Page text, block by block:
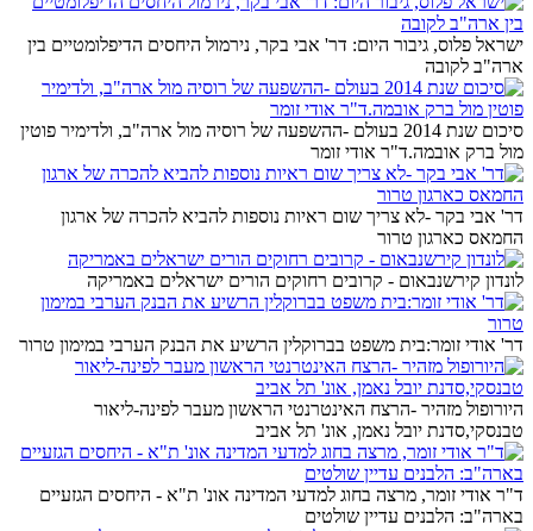
ישראל פלוס, גיבור היום: דר' אבי בקר, נירמול היחסים הדיפלומטיים בין
ארה"ב לקובה
סיכום שנת 2014 בעולם -ההשפעה של רוסיה מול ארה"ב, ולדימיר פוטין
מול ברק אובמה.ד"ר אודי זומר
דר' אבי בקר -לא צריך שום ראיות נוספות להביא להכרה של ארגון
החמאס כארגון טרור
לונדון קירשנבאום - קרובים רחוקים הורים ישראלים באמריקה
דר' אודי זומר:בית משפט בברוקלין הרשיע את הבנק הערבי במימון טרור
היורופול מזהיר -הרצח האינטרנטי הראשון מעבר לפינה-ליאור
טבנסקי,סדנת יובל נאמן, אונ' תל אביב
ד"ר אודי זומר, מרצה בחוג למדעי המדינה אונ' ת"א - היחסים הגזעיים
בארה"ב: הלבנים עדיין שולטים